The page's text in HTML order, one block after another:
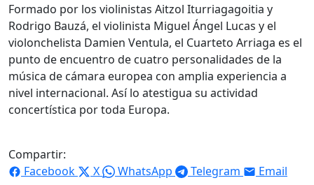
Formado por los violinistas Aitzol Iturriagagoitia y
Rodrigo Bauzá, el violinista Miguel Ángel Lucas y el
violonchelista Damien Ventula, el Cuarteto Arriaga es el
punto de encuentro de cuatro personalidades de la
música de cámara europea con amplia experiencia a
nivel internacional. Así lo atestigua su actividad
concertística por toda Europa.
Compartir:
Facebook
X WhatsApp Telegram Email